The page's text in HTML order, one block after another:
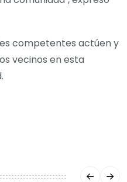
competentes actúen y
vecinos en esta